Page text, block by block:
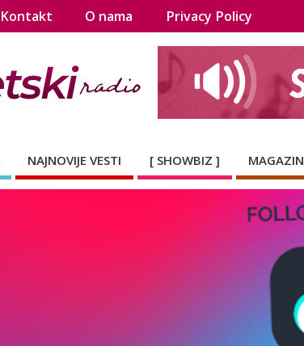
Kontakt O nama Privacy Policy
NAJNOVIJE VESTI [ SHOWBIZ ] MAGAZIN